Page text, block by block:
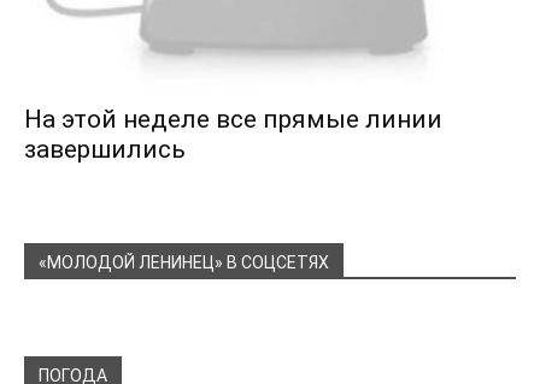
На этой неделе все прямые линии
завершились
«МОЛОДОЙ ЛЕНИНЕЦ» В СОЦСЕТЯХ
ПОГОДА